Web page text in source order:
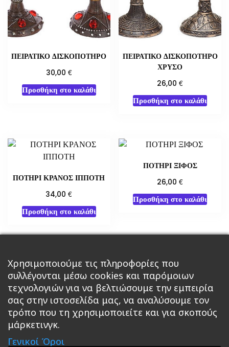
ΠΕΙΡΑΤΙΚΟ ΔΙΣΚΟΠΟΤΗΡΟ
30,00 €
Προσθήκη στο καλάθι
ΠΕΙΡΑΤΙΚΟ ΔΙΣΚΟΠΟΤΗΡΟ
ΧΡΥΣΟ
26,00€
Προσθήκη στο καλάθι
ΠΟΤΗΡΙ ΚΡΑΝΟΣ ΙΠΠΟΤΗ
34,00€
Προσθήκη στο καλάθι
ΠΟΤΗΡΙ ΞΙΦΟΣ
26,00€
Προσθήκη στο καλάθι
← 1 2 … 36 37
39
40 →
Κεντρική Βιβλία
Χρησιμοποιούμε τις πληροφορίες που
συλλέγονται μέσω cookies και παρόμοιων
τεχνολογιών για να βελτιώσουμε την εμπειρία
σας στην ιστοσελίδα μας, να αναλύσουμε τον
τρόπο που τη χρησιμοποιείτε και για σκοπούς
μάρκετινγκ.
Γενικοί Όροι